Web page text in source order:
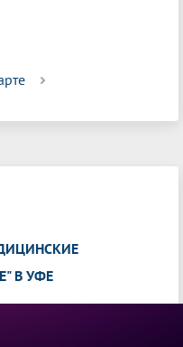
В УФЕ